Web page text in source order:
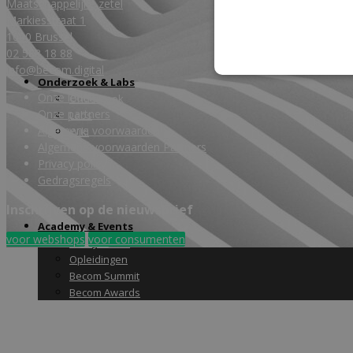
Onderzoek & Labs
Onderzoek
Wiki
Academy & Events
Friday Snack
Opleidingen
Becom Summit
Becom Awards
Maatschappelijke zetel
Markiesstraat 1
1000 Brussel
02 588 18 88
info@becom.digital
Onze leden
Onze partners
Algemene voorwaarden
Algemene voorwaarden Partners
Privacy policy
Gedragsregels
Inschrijven op de nieuwsbrief
voor webshops voor consumenten